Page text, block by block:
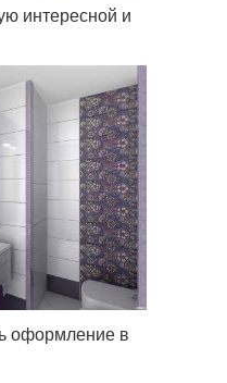
интересной и
оформление в